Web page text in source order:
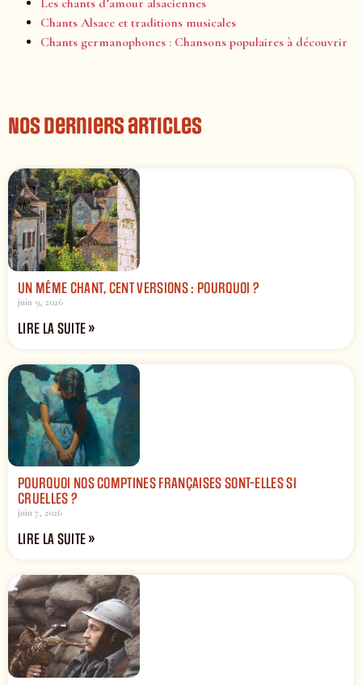
Chants Alsace et traditions musicales
Chants germanophones : Chansons populaires à découvrir
Nos derniers articles
UN MÊME CHANT, CENT VERSIONS : POURQUOI ?
juin 9, 2026
LIRE LA SUITE »
POURQUOI NOS COMPTINES FRANÇAISES SONT-ELLES SI
CRUELLES ?
juin 7, 2026
LIRE LA SUITE »